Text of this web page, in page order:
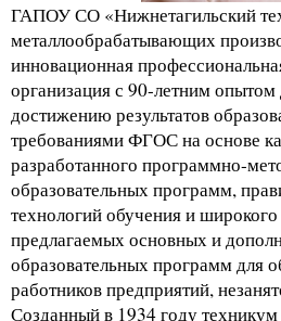
ГАПОУ СО «Нижнетагильский
металлообрабатывающих
инновационная
организация с 90-летним опытом
достижению результатов
требованиями ФГОС на основе
разработанного программно-
образовательных программ,
технологий обучения и
предлагаемых основных и
образовательных программ для
работников предприятий,
Созданный в 1934 году